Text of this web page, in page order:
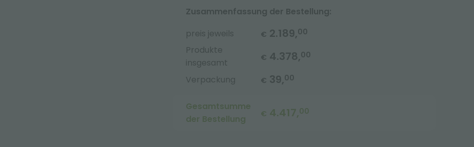
Zusammenfassung der Bestellung:
preis jeweils
€ 2.189,00
Produkte
insgesamt
€ 4.378,00
Verpackung € 39,00
Gesamtsumme
der Bestellung
€ 4.417,00